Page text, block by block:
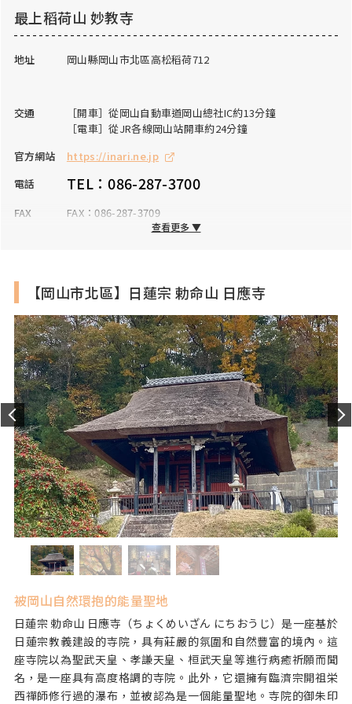
最上稻荷山 妙教寺
地址 岡山縣岡山市北區高松稻荷712
交通
［開車］從岡山自動車道岡山總社IC約13分鐘
［電車］從JR各線岡山站開車約24分鐘
官方網站
https://inari.ne.jp
電話
TEL：086-287-3700
FAX
FAX：086-287-3709
※其他詳情請參見官方網站
公休日
全年無休
入場費
有關授與品等詳細資訊，請向寺院詢問
停車場
無
查看更多 ▼
【岡山市北區】日蓮宗 勅命山 日應寺
被岡山自然環抱的能量聖地
日蓮宗 勅命山 日應寺（ちょくめいざん にちおうじ）是一座基於
日蓮宗教義建設的寺院，具有莊嚴的氛圍和自然豐富的境內。這
座寺院以為聖武天皇、孝謙天皇、桓武天皇等進行病癒祈願而聞
名，是一座具有高度格調的寺院。此外，它還擁有臨濟宗開祖栄
西禪師修行過的瀑布，並被認為是一個能量聖地。寺院的御朱印